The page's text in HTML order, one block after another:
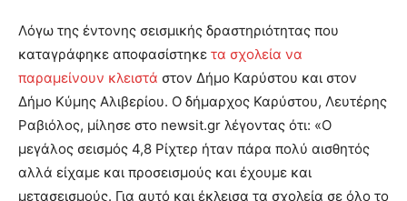
Λόγω της έντονης σεισμικής δραστηριότητας που
καταγράφηκε αποφασίστηκε τα σχολεία να
παραμείνουν κλειστά στον Δήμο Καρύστου και στον
Δήμο Κύμης Αλιβερίου. Ο δήμαρχος Καρύστου, Λευτέρης
Ραβιόλος, μίλησε στο newsit.gr λέγοντας ότι: «Ο
μεγάλος σεισμός 4,8 Ρίχτερ ήταν πάρα πολύ αισθητός
αλλά είχαμε και προσεισμούς και έχουμε και
μετασεισμούς. Για αυτό και έκλεισα τα σχολεία σε όλο το